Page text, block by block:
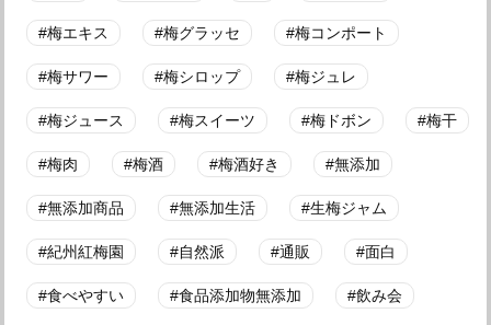
梅エキス 梅グラッセ 梅コンポート
梅サワー 梅シロップ 梅ジュレ
梅ジュース 梅スイーツ 梅ドボン 梅干
梅肉 梅酒 梅酒好き 無添加
無添加商品 無添加生活 生梅ジャム
紀州紅梅園 自然派 通販 面白
食べやすい 食品添加物無添加 飲み会